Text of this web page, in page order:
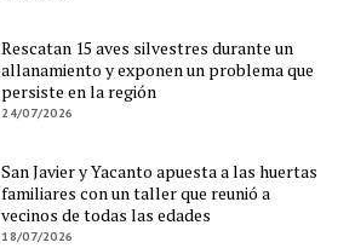
Rescatan 15 aves silvestres durante un
allanamiento y exponen un problema que
persiste en la región
24/07/2026
San Javier y Yacanto apuesta a las huertas
familiares con un taller que reunió a
vecinos de todas las edades
18/07/2026